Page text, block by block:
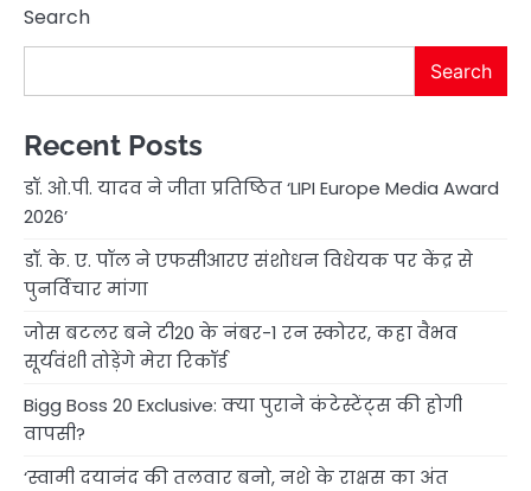
Search
Search
Recent Posts
डॉ. ओ.पी. यादव ने जीता प्रतिष्ठित ‘LIPI Europe Media Award
2026’
डॉ. के. ए. पॉल ने एफसीआरए संशोधन विधेयक पर केंद्र से
पुनर्विचार मांगा
जोस बटलर बने टी20 के नंबर-1 रन स्कोरर, कहा वैभव
सूर्यवंशी तोड़ेंगे मेरा रिकॉर्ड
Bigg Boss 20 Exclusive: क्या पुराने कंटेस्टेंट्स की होगी
वापसी?
‘स्वामी दयानंद की तलवार बनो, नशे के राक्षस का अंत